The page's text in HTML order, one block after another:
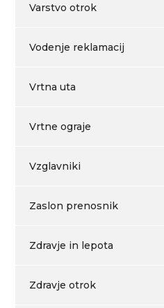
Varstvo otrok
Vodenje reklamacij
Vrtna uta
Vrtne ograje
Vzglavniki
Zaslon prenosnik
Zdravje in lepota
Zdravje otrok